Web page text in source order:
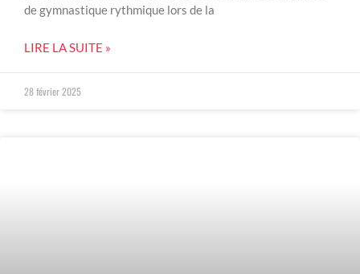
de gymnastique rythmique lors de la
LIRE LA SUITE »
28 février 2025